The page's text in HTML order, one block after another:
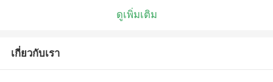
ดูเพิ่มเติม
เกี่ยวกับเรา